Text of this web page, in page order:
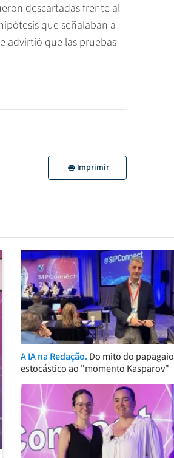
descartadas frente al
que señalaban a
advirtió que las pruebas
Imprimir
A IA na Redação. Do mito do papagaio
estocástico ao "momento Kasparov"